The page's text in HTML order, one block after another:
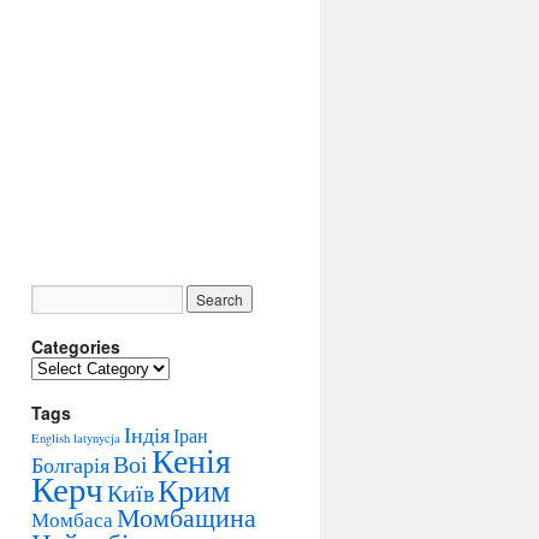
Categories
C
t
e
g
o
r
i
Tags
English latynycja ІндіяІран
БолгаріяВоіКенія
КерчКиївКрим
МомбасаМомбащина